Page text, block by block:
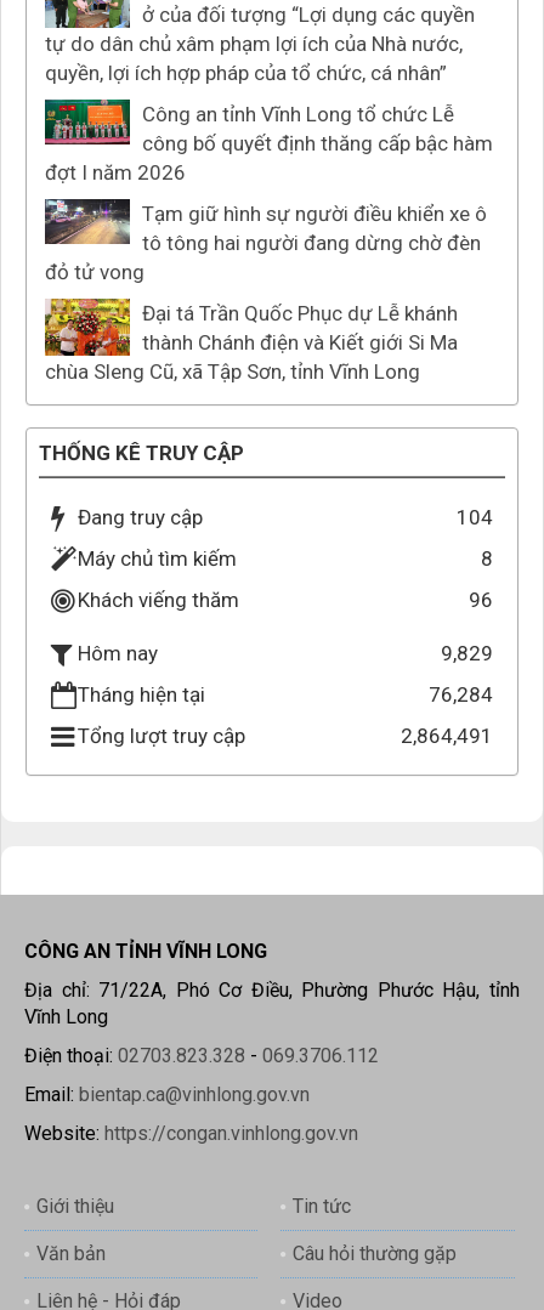
ở của đối tượng “Lợi dụng các quyền
tự do dân chủ xâm phạm lợi ích của Nhà nước,
quyền, lợi ích hợp pháp của tổ chức, cá nhân”
Công an tỉnh Vĩnh Long tổ chức Lễ
công bố quyết định thăng cấp bậc hàm
đợt I năm 2026
Tạm giữ hình sự người điều khiển xe ô
tô tông hai người đang dừng chờ đèn
đỏ tử vong
Đại tá Trần Quốc Phục dự Lễ khánh
thành Chánh điện và Kiết giới Si Ma
chùa Sleng Cũ, xã Tập Sơn, tỉnh Vĩnh Long
THỐNG KÊ TRUY CẬP
Đang truy cập
104
Máy chủ tìm kiếm
8
Khách viếng thăm
96
Hôm nay
9,829
Tháng hiện tại
76,284
Tổng lượt truy cập
2,864,491
CÔNG AN TỈNH VĨNH LONG
Địa chỉ: 71/22A, Phó Cơ Điều, Phường Phước Hậu, tỉnh
Vĩnh Long
Điện thoại: 02703.823.328 - 069.3706.112
Email: bientap.ca@vinhlong.gov.vn
Website: https://congan.vinhlong.gov.vn
Giới thiệu Tin tức
Văn bản Câu hỏi thường gặp
Liên hệ - Hỏi đáp Video